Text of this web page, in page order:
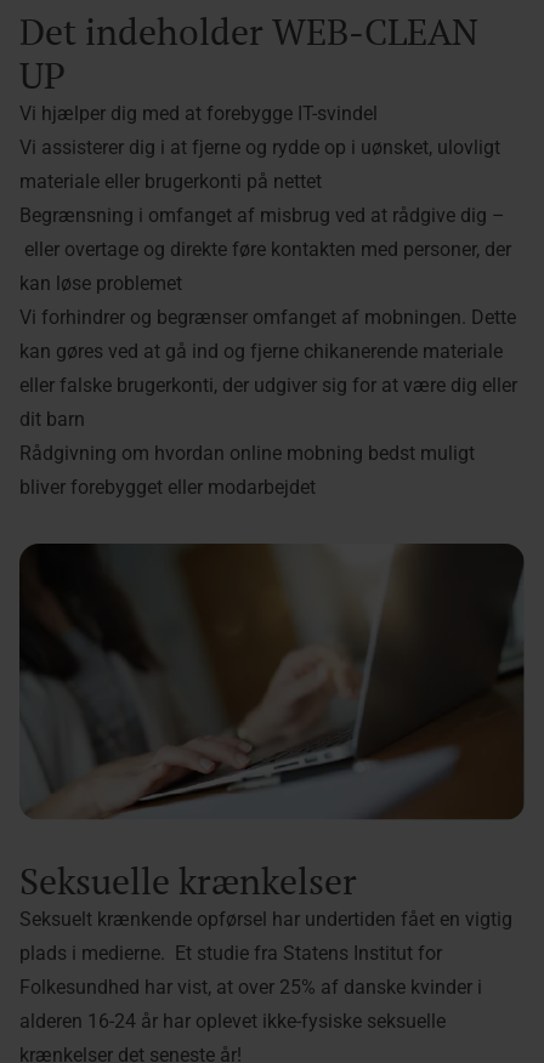
Det indeholder WEB-CLEAN
UP
Vi hjælper dig med at forebygge IT-svindel
Vi assisterer dig i at fjerne og rydde op i uønsket, ulovligt
materiale eller brugerkonti på nettet
Begrænsning i omfanget af misbrug ved at rådgive dig –
eller overtage og direkte føre kontakten med personer, der
kan løse problemet
Vi forhindrer og begrænser omfanget af mobningen. Dette
kan gøres ved at gå ind og fjerne chikanerende materiale
eller falske brugerkonti, der udgiver sig for at være dig eller
dit barn
Rådgivning om hvordan online mobning bedst muligt
bliver forebygget eller modarbejdet
Seksuelle krænkelser
Seksuelt krænkende opførsel har undertiden fået en vigtig
plads i medierne. Et studie fra Statens Institut for
Folkesundhed har vist, at over 25% af danske kvinder i
alderen 16-24 år har oplevet ikke-fysiske seksuelle
krænkelser det seneste år!